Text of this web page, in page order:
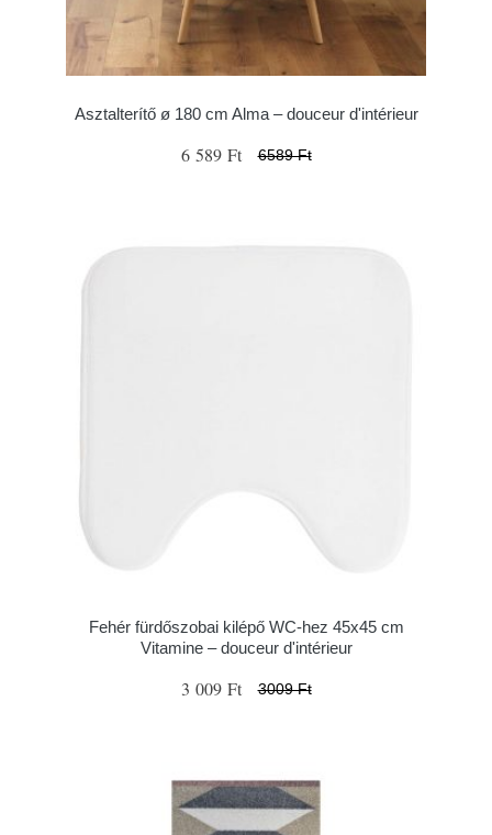
Asztalterítő ø 180 cm Alma – douceur d'intérieur
6 589 Ft 6589 Ft
Fehér fürdőszobai kilépő WC-hez 45x45 cm
Vitamine – douceur d'intérieur
3 009 Ft 3009 Ft